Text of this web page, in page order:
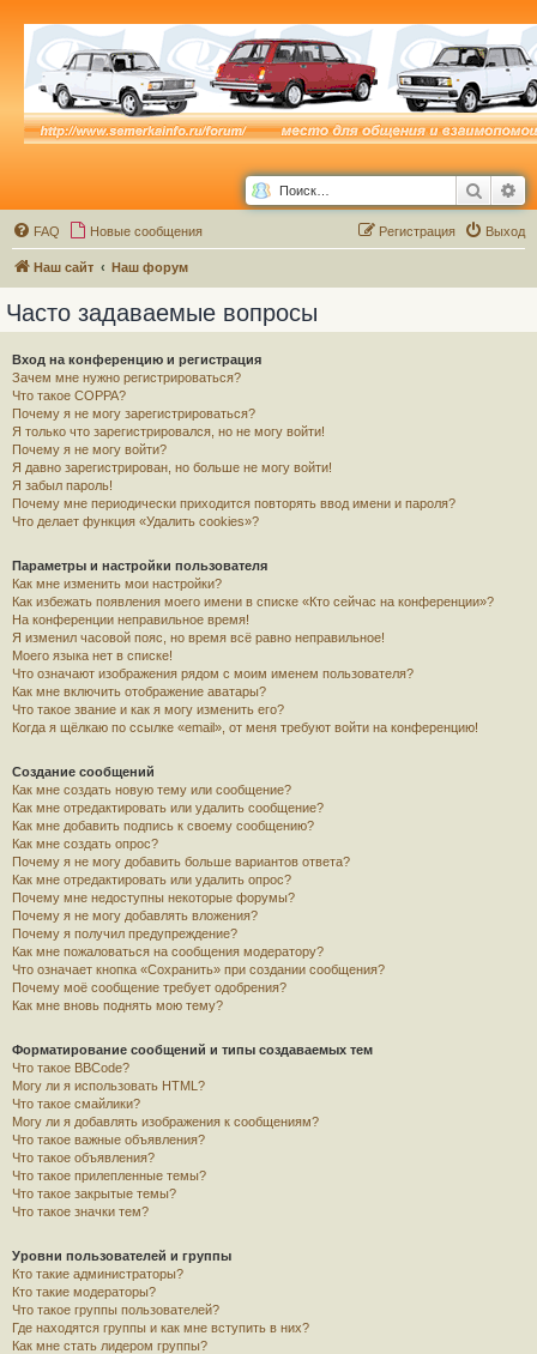
Поиск
FAQ Новые сообщения Выход
Регистрация
Наш сайт Наш форум
Часто задаваемые вопросы
Вход на конференцию и регистрация
Зачем мне нужно регистрироваться?
Что такое COPPA?
Почему я не могу зарегистрироваться?
Я только что зарегистрировался, но не могу войти!
Почему я не могу войти?
Я давно зарегистрирован, но больше не могу войти!
Я забыл пароль!
Почему мне периодически приходится повторять ввод имени и пароля?
Что делает функция «Удалить cookies»?
Параметры и настройки пользователя
Как мне изменить мои настройки?
Как избежать появления моего имени в списке «Кто сейчас на конференции»?
На конференции неправильное время!
Я изменил часовой пояс, но время всё равно неправильное!
Моего языка нет в списке!
Что означают изображения рядом с моим именем пользователя?
Как мне включить отображение аватары?
Что такое звание и как я могу изменить его?
Когда я щёлкаю по ссылке «email», от меня требуют войти на конференцию!
Создание сообщений
Как мне создать новую тему или сообщение?
Как мне отредактировать или удалить сообщение?
Как мне добавить подпись к своему сообщению?
Как мне создать опрос?
Почему я не могу добавить больше вариантов ответа?
Как мне отредактировать или удалить опрос?
Почему мне недоступны некоторые форумы?
Почему я не могу добавлять вложения?
Почему я получил предупреждение?
Как мне пожаловаться на сообщения модератору?
Что означает кнопка «Сохранить» при создании сообщения?
Почему моё сообщение требует одобрения?
Как мне вновь поднять мою тему?
Форматирование сообщений и типы создаваемых тем
Что такое BBCode?
Могу ли я использовать HTML?
Что такое смайлики?
Могу ли я добавлять изображения к сообщениям?
Что такое важные объявления?
Что такое объявления?
Что такое прилепленные темы?
Что такое закрытые темы?
Что такое значки тем?
Уровни пользователей и группы
Кто такие администраторы?
Кто такие модераторы?
Что такое группы пользователей?
Где находятся группы и как мне вступить в них?
Как мне стать лидером группы?